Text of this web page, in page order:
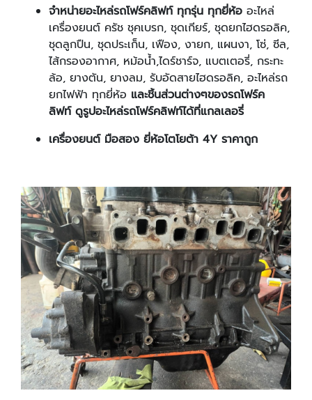
จำหน่ายอะไหล่รถโฟร์คลิฟท์ ทุกรุ่น ทุกยี่ห้อ อะไหล่
เครื่องยนต์ ครัช ชุคเบรก, ชุดเกียร์, ชุดยกไฮดรอลิค,
ชุดลูกปืน, ชุดประเก็น, เฟือง, งายก, แผนงา, โซ่, ซีล,
ไส้กรองอากาศ, หม้อน้ำ,ไดร์ชาร์จ, แบตเตอรี่, กระทะ
ล้อ, ยางตัน, ยางลม, รับอัดสายไฮดรอลิค, อะไหล่รถ
ยกไฟฟ้า ทุกยี่ห้อ และชิ้นส่วนต่างๆของรถโฟร์ค
ลิฟท์ ดูรูปอะไหล่รถโฟร์คลิฟท์ได้ที่แกลเลอรี่
เครื่องยนต์ มือสอง ยี่ห้อโตโยต้า 4Y ราคาถูก